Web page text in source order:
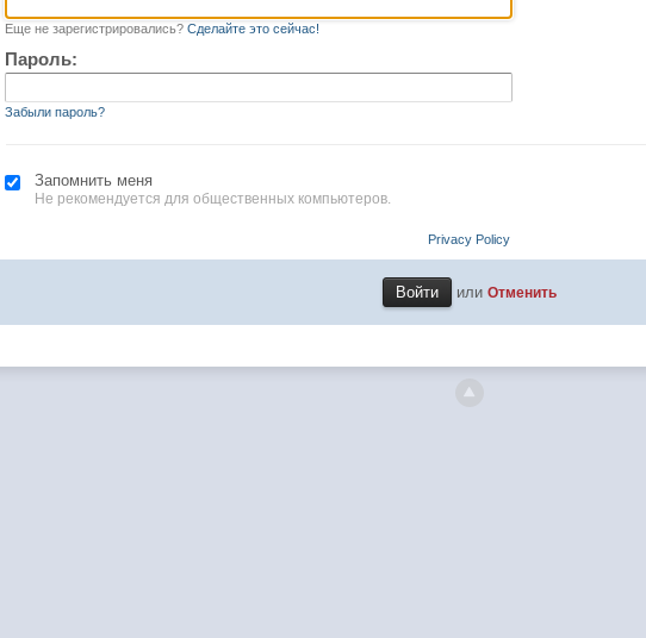
Еще не зарегистрировались? Сделайте это сейчас!
Пароль:
Забыли пароль?
Запомнить меня
Не рекомендуется для общественных компьютеров.
Privacy Policy
или Отменить